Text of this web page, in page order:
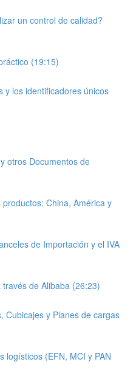
un control de calidad?
(19:15)
y los identificadores únicos
otros Documentos de
China, América y
de Importación y el IVA
de Alibaba (26:23)
Cubicajes y Planes de cargas
logísticos (EFN, MCI y PAN